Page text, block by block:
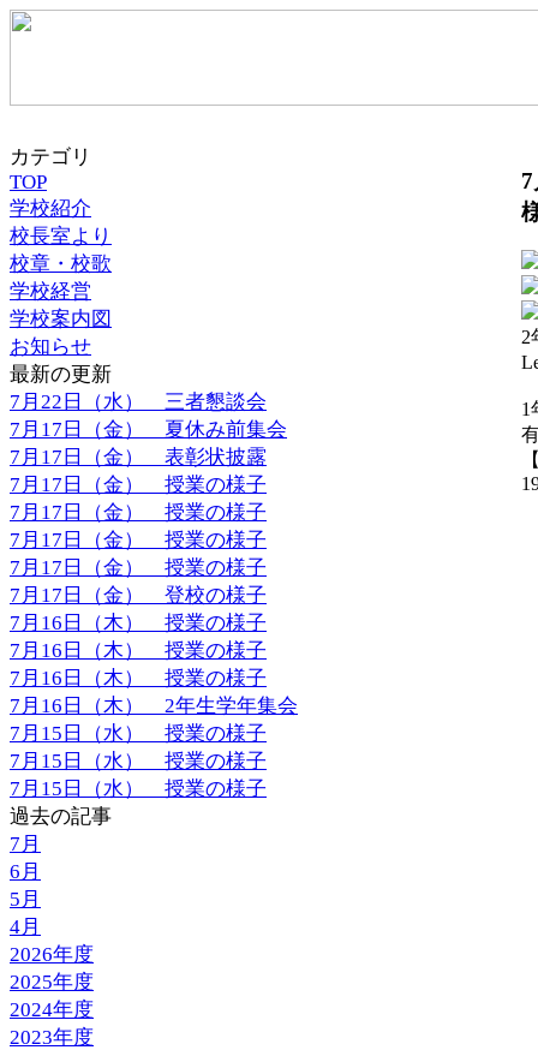
カテゴリ
TOP
学校紹介
校長室より
校章・校歌
学校経営
学校案内図
お知らせ
最新の更新
7月22日（水） 三者懇談会
7月17日（金） 夏休み前集会
7月17日（金） 表彰状披露
7月17日（金） 授業の様子
7月17日（金） 授業の様子
7月17日（金） 授業の様子
7月17日（金） 授業の様子
7月17日（金） 登校の様子
7月16日（木） 授業の様子
7月16日（木） 授業の様子
7月16日（木） 授業の様子
7月16日（木） 2年生学年集会
7月15日（水） 授業の様子
7月15日（水） 授業の様子
7月15日（水） 授業の様子
過去の記事
7月
6月
5月
4月
2026年度
2025年度
2024年度
2023年度
2
1